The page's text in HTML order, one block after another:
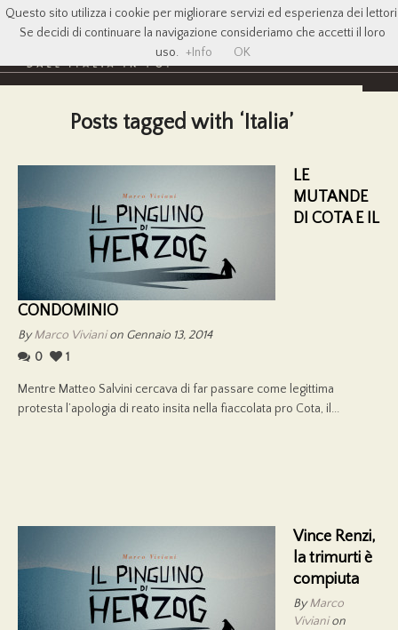
Posts tagged with ‘Italia’
LE
MUTANDE
DI COTA E IL
CONDOMINIO
ByMarco Vivianion Gennaio 13, 2014
0
1
Mentre Matteo Salvini cercava di far passare come legittima
protesta l’apologia di reato insita nella fiaccolata pro Cota, il...
Vince Renzi,
la trimurti è
compiuta
ByMarco
Vivianion
Questo sito utilizza i cookie per migliorare servizi ed esperienza dei
Se decidi di continuare la navigazione consideriamo che accetti il loro
uso. +Info OK